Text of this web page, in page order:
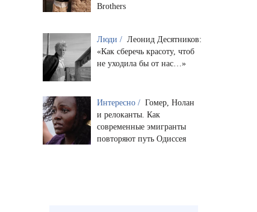
Brothers
Люди / Леонид Десятников:
«Как сберечь красоту, чтоб
не уходила бы от нас…»
Интересно / Гомер, Нолан
и релоканты. Как
современные эмигранты
повторяют путь Одиссея